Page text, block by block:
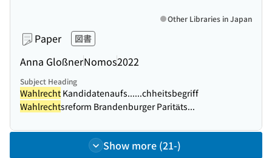
Paper 図書
Anna GloßnerNomos2022
Other Libraries in Japan
Subject Heading
Wahlrecht Kandidatenaufs......chheitsbegriff
Wahlrechtsreform Brandenburger Paritäts...
Show more (21-)